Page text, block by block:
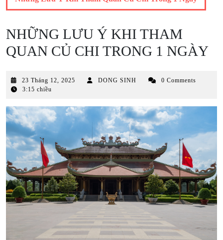
NHỮNG LƯU Ý KHI THAM
QUAN CỦ CHI TRONG 1 NGÀY
23 Tháng 12, 2025
2025
DONG SINH
0 Comments
3:15 chiều